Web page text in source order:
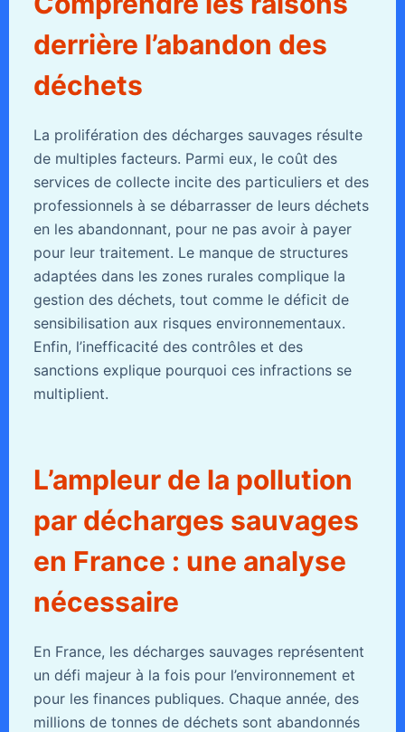
derrière l’abandon des
déchets
La prolifération des décharges sauvages résulte
de multiples facteurs. Parmi eux, le coût des
services de collecte incite des particuliers et des
professionnels à se débarrasser de leurs déchets
en les abandonnant, pour ne pas avoir à payer
pour leur traitement. Le manque de structures
adaptées dans les zones rurales complique la
gestion des déchets, tout comme le déficit de
sensibilisation aux risques environnementaux.
Enfin, l’inefficacité des contrôles et des
sanctions explique pourquoi ces infractions se
multiplient.
L’ampleur de la pollution
par décharges sauvages
en France : une analyse
nécessaire
En France, les décharges sauvages représentent
un défi majeur à la fois pour l’environnement et
pour les finances publiques. Chaque année, des
millions de tonnes de déchets sont abandonnés